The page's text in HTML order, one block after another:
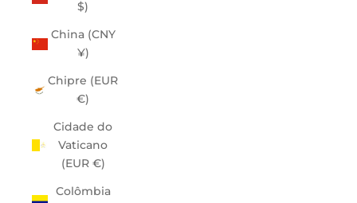
$)
China (CNY
¥)
Chipre (EUR
€)
Cidade do
Vaticano
(EUR €)
Colômbia